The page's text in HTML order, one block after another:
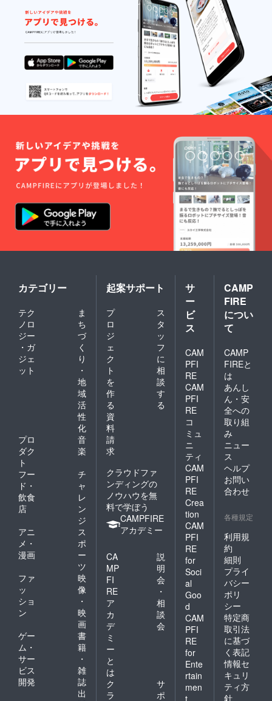
カテゴリー
テク
ノロ
ジー
・ガ
ジェ
ット
ま
ち
づ
く
り
・
地
域
活
性
化
プロ
ダク
ト
音
楽
フー
ド・
飲食
店
チ
ャ
レ
ン
ジ
アニ
メ・
漫画
ス
ポ
ー
ツ
ファ
ッ
ショ
ン
映
像
・
映
画
ゲー
ム・
サー
ビス
開発
書
籍
・
雑
誌
出
起案サポート
プ
ロ
ジ
ェ
ク
ト
を
作
る
ス
タ
ッ
フ
に
相
談
す
る
資
料
請
求
クラウドファ
ンディングの
ノウハウを無
料で学ぼう
CAMPFIRE
アカデミー
CA
MP
FI
RE
ア
カ
デ
ミ
ー
と
は
説
明
会
・
相
談
会
ク
ラ
サ
ポ
サ
ー
ビ
ス
CAM
PFI
RE
CAM
PFI
RE
コ
ミュ
ニ
ティ
CAM
PFI
RE
Crea
tion
CAM
PFI
RE
for
Soci
al
Goo
d
CAM
PFI
RE
for
Ente
rtain
men
CAMP
FIRE
につい
て
CAMP
FIREと
は
あんし
ん・安
全への
取り組
み
ニュー
ス
ヘルプ
お問い
合わせ
各種規定
利用規
約
細則
プライ
バシー
ポリ
シー
特定商
取引法
に基づ
く表記
情報セ
キュリ
ティ方
針